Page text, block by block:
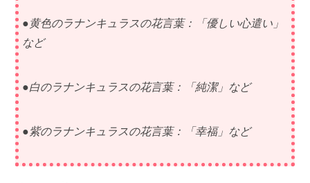
●黄色のラナンキュラスの花言葉：「優しい心遣い」
など
●白のラナンキュラスの花言葉：「純潔」など
●紫のラナンキュラスの花言葉：「幸福」など